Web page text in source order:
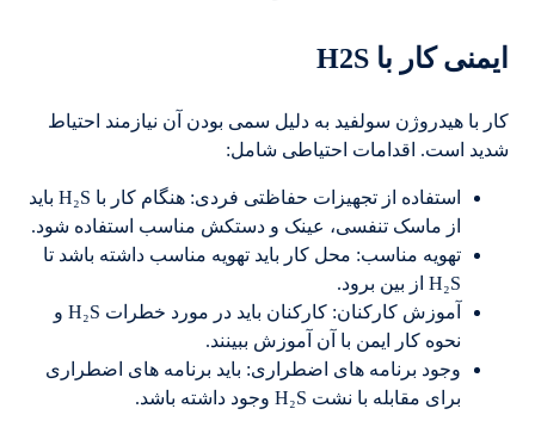
ایمنی کار با H2S
کار با هیدروژن سولفید به دلیل سمی بودن آن نیازمند احتیاط
شدید است. اقدامات احتیاطی شامل:
استفاده از تجهیزات حفاظتی فردی: هنگام کار با H₂S باید
از ماسک تنفسی، عینک و دستکش مناسب استفاده شود.
تهویه مناسب: محل کار باید تهویه مناسب داشته باشد تا
H₂S از بین برود.
آموزش کارکنان: کارکنان باید در مورد خطرات H₂S و
نحوه کار ایمن با آن آموزش ببینند.
وجود برنامه های اضطراری: باید برنامه های اضطراری
برای مقابله با نشت H₂S وجود داشته باشد.